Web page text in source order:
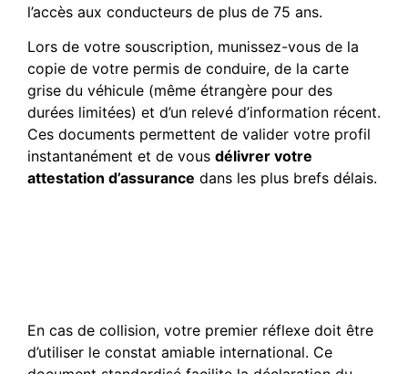
l’accès aux conducteurs de plus de 75 ans.
Lors de votre souscription, munissez-vous de la
copie de votre permis de conduire, de la carte
grise du véhicule (même étrangère pour des
durées limitées) et d’un relevé d’information récent.
Ces documents permettent de valider votre profil
instantanément et de vous délivrer votre
attestation d’assurance dans les plus brefs délais.
En cas de collision, votre premier réflexe doit être
d’utiliser le constat amiable international. Ce